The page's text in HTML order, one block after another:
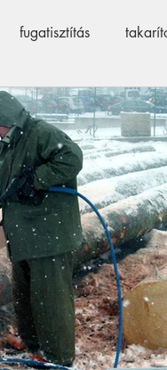
fugatisztítás
térkő tisztító
gép bérlés